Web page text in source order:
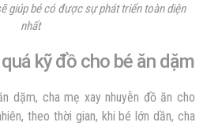
giúp bé có được sự phát triển toàn diện
nhất
kỹ đồ cho bé ăn dặm
dặm, cha mẹ xay nhuyễn đồ ăn cho
theo thời gian, khi bé lớn dần, cha